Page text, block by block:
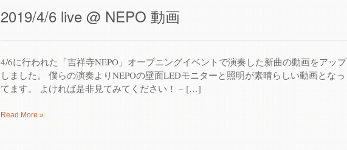
2019/4/6 live @ NEPO 動画
4/6に行われた「吉祥寺NEPO」オープニングイベントで演奏した新曲の動画をアップ
しました。 僕らの演奏よりNEPOの壁面LEDモニターと照明が素晴らしい動画となっ
てます。 よければ是非見てみてください！ – […]
Read More »